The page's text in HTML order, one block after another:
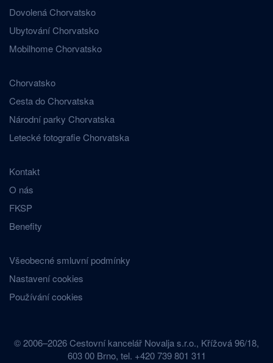
Dovolená Chorvatsko
Ubytování Chorvatsko
Mobilhome Chorvatsko
Chorvatsko
Cesta do Chorvatska
Národní parky Chorvatska
Letecké fotografie Chorvatska
Kontakt
O nás
FKSP
Benefity
Všeobecné smluvní podmínky
Nastavení cookies
Používání cookies
© 2006–2026 Cestovní kancelář Novalja s.r.o., Křížová 96/18,
603 00 Brno, tel. +420 739 801 311